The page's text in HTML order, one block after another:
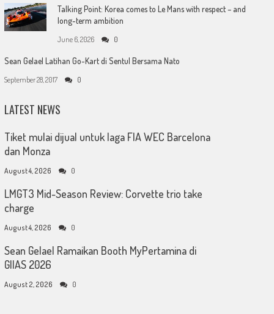
Talking Point: Korea comes to Le Mans with respect – and
long-term ambition
June 6, 2026 0
Sean Gelael Latihan Go-Kart di Sentul Bersama Nato
September 28, 2017 0
LATEST NEWS
Tiket mulai dijual untuk laga FIA WEC Barcelona
dan Monza
August 4, 2026 0
LMGT3 Mid-Season Review: Corvette trio take
charge
August 4, 2026 0
Sean Gelael Ramaikan Booth MyPertamina di
GIIAS 2026
August 2, 2026 0